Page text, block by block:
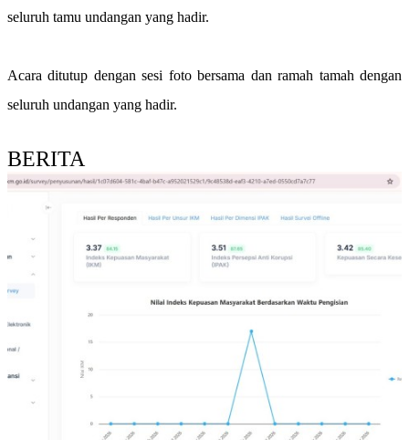
seluruh tamu undangan yang hadir.
Acara ditutup dengan sesi foto bersama dan ramah tamah dengan
seluruh undangan yang hadir.
BERITA